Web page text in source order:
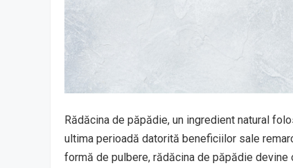
Rădăcina de păpădie, un ingredient natural
ultima perioadă datorită beneficiilor sale
formă de pulbere, rădăcina de păpădie